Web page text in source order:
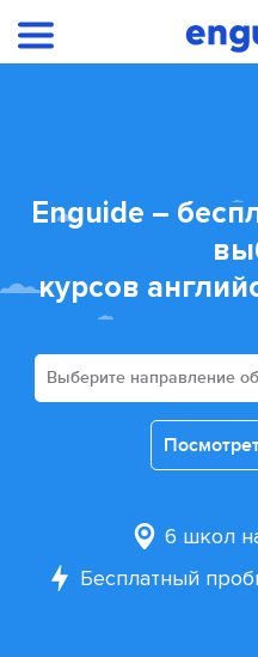
Enguide –
курсов
Выберите направление
6 школ
Бесплатный